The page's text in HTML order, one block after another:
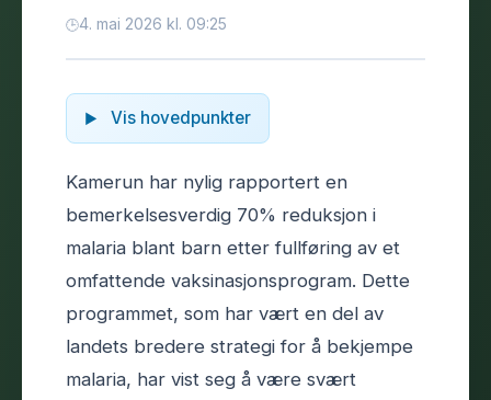
4. mai 2026 kl. 09:25
Vis hovedpunkter
Kamerun har nylig rapportert en
bemerkelsesverdig 70% reduksjon i
malaria blant barn etter fullføring av et
omfattende vaksinasjonsprogram. Dette
programmet, som har vært en del av
landets bredere strategi for å bekjempe
malaria, har vist seg å være svært